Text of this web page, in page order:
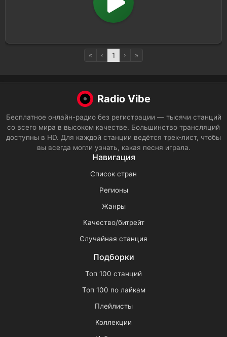
« ‹ 1 › »
Radio Vibe
Бесплатное онлайн-радио без регистрации — тысячи станций
со всего мира в высоком качестве. Большинство трансляций
доступны в HD. Для каждой станции ведётся трек-лист, чтобы
вы всегда могли узнать, какая песня играла.
Навигация
Список стран
Регионы
Жанры
Качество/битрейт
Случайная станция
Подборки
Топ 100 станций
Топ 100 по лайкам
Плейлисты
Коллекции